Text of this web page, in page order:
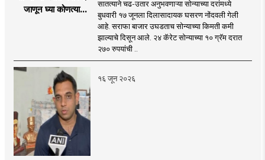
जाणून घ्या कोणत्या
सातत्याने चढ-उतार अनुभवणाऱ्या सोन्याच्या दरांमध्ये
बुधवारी १७ जूनला दिलासादायक घसरण नोंदवली गेली
आहे. सराफा बाजार उघडताच सोन्याच्या किमती कमी
झाल्याचे दिसून आले. २४ कॅरेट सोन्याच्या १० ग्रॅम दरात
२७० रुपयांची ..
१६ जून २०२६